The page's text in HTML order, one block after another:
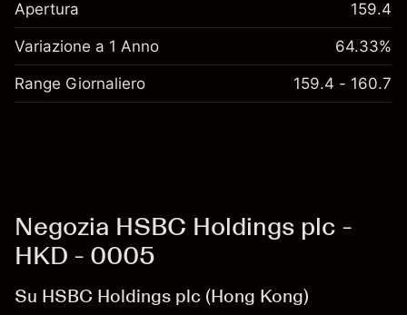
Apertura 159.4
Variazione a 1 Anno 64.33%
Range Giornaliero 159.4 - 160.7
Negozia HSBC Holdings plc -
HKD - 0005
Su HSBC Holdings plc (Hong Kong)